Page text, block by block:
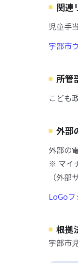
関連
児童手
宇部市
所管
こども
外部
外部の
※ マイ
（外
LoGoフ
根拠
宇部市